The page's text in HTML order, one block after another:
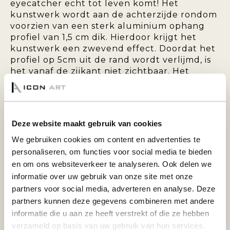
Deze website maakt gebruik van cookies
We gebruiken cookies om content en advertenties te
personaliseren, om functies voor social media te bieden
en om ons websiteverkeer te analyseren. Ook delen we
informatie over uw gebruik van onze site met onze
partners voor social media, adverteren en analyse. Deze
partners kunnen deze gegevens combineren met andere
informatie die u aan ze heeft verstrekt of die ze hebben
verzameld op basis van uw gebruik van hun services.
eyecatcher echt tot leven komt! Het
kunstwerk wordt aan de achterzijde rondom
voorzien van een sterk aluminium ophang
profiel van 1,5 cm dik. Hierdoor krijgt het
kunstwerk een zwevend effect. Doordat het
profiel op 5cm uit de rand wordt verlijmd, is
het vanaf de zijkant niet zichtbaar. Het
achterprofiel zorgt tevens voor extra
stabiliteit en voorkomt dat het paneel krom
kan trekken.
PLEXIGLAS 5MM:
De foto wordt op Fuji fotopapier geprint en
vervolgens afgewerkt met 5mm hoogglans
plexiglas van 5mm dik. Door het plexiglas
worden de kleuren vele malen intenser en
daardoor krijgt het een prachtig diepte-
effect. De 5mm dikke plexiglasplaat met de